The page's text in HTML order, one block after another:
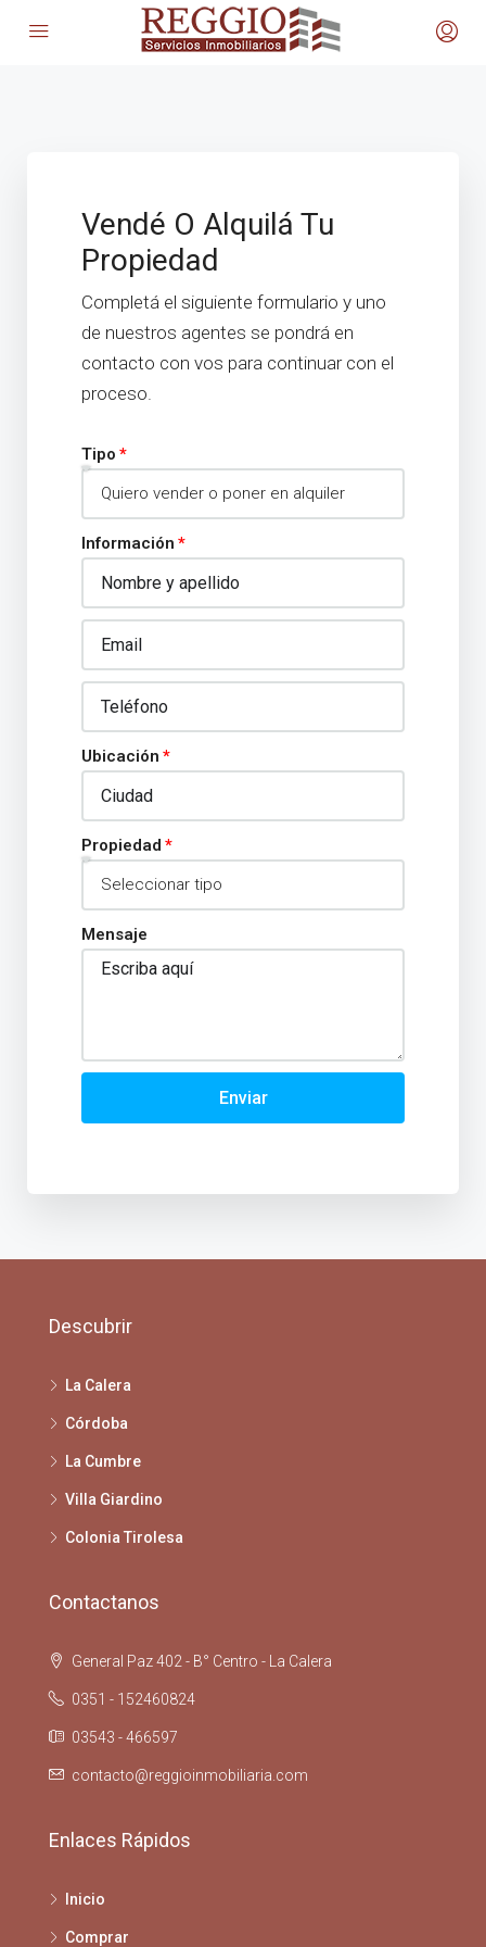
Vendé O Alquilá Tu
Propiedad
Completá el siguiente formulario y uno
de nuestros agentes se pondrá en
contacto con vos para continuar con el
proceso.
Tipo
Información
Ubicación
Propiedad
Mensaje
Enviar
Descubrir
La Calera
Córdoba
La Cumbre
Villa Giardino
Colonia Tirolesa
Contactanos
General Paz 402 - B° Centro - La Calera
0351 - 152460824
03543 - 466597
contacto@reggioinmobiliaria.com
Enlaces Rápidos
Inicio
Comprar